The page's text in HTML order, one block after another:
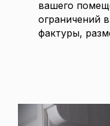
вашего
ограничений
фактуры,